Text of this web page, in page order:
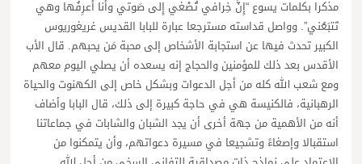
مذكرا بكلمات يسوع “إِنَّ خِرافي تُصْغي إِلى صَوتي وأَنا أَعرِفُها وهي
تَتبَعُني”. وواصل قداسته مسترجعا عبارة للبابا القديس غريغوريوس
الكبير تحدث فيها عن استجابة الأشخاص إلى محبة مَن يحبهم. قال الأب
الأقدس بعد ذلك للمؤمنين والحجاج إنه يسعده أن يصلي اليوم معهم
ومع شعب الله كله من أجل الدعوات وبشكل خاص إلى الكهنوت والحياة
الرهبانية، فالكنيسة هي في حاجة كبيرة إلى ذلك، قال البابا وأضاف
أنه من الأهمية من جهة أخرى أن يجد الشبان والشابات في جماعاتنا
استقبالا وإصغاءً وتشجيعا في مسيرة دعواتهم، وأن يتمكنوا من